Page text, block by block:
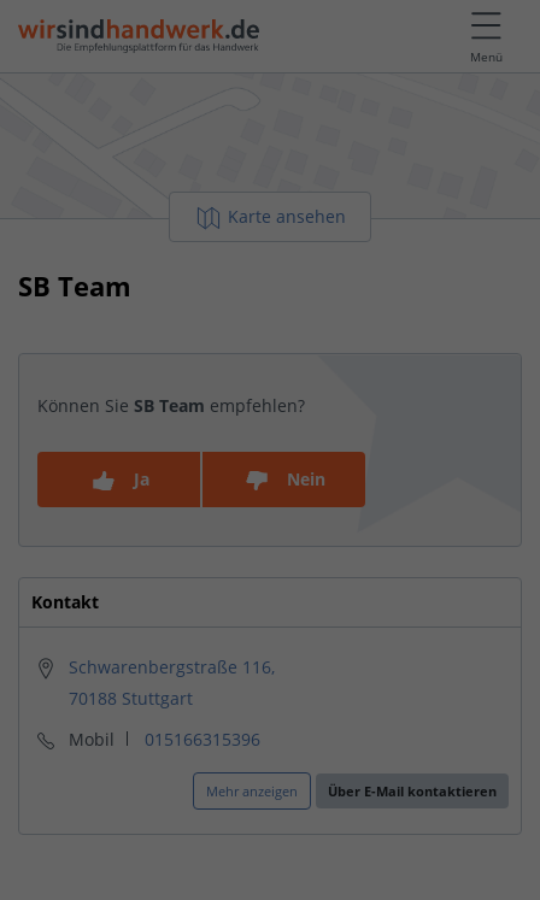
Menü
Karte ansehen
SB Team
Können Sie SB Team empfehlen?
Ja Nein
Kontakt
Schwarenbergstraße 116,
70188 Stuttgart
Mobil
015166315396
Mehr anzeigen Über E-Mail kontaktieren